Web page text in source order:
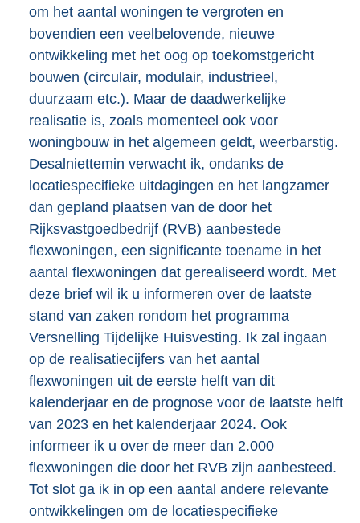
om het aantal woningen te vergroten en
bovendien een veelbelovende, nieuwe
ontwikkeling met het oog op toekomstgericht
bouwen (circulair, modulair, industrieel,
duurzaam etc.). Maar de daadwerkelijke
realisatie is, zoals momenteel ook voor
woningbouw in het algemeen geldt, weerbarstig.
Desalniettemin verwacht ik, ondanks de
locatiespecifieke uitdagingen en het langzamer
dan gepland plaatsen van de door het
Rijksvastgoedbedrijf (RVB) aanbestede
flexwoningen, een significante toename in het
aantal flexwoningen dat gerealiseerd wordt. Met
deze brief wil ik u informeren over de laatste
stand van zaken rondom het programma
Versnelling Tijdelijke Huisvesting. Ik zal ingaan
op de realisatiecijfers van het aantal
flexwoningen uit de eerste helft van dit
kalenderjaar en de prognose voor de laatste helft
van 2023 en het kalenderjaar 2024. Ook
informeer ik u over de meer dan 2.000
flexwoningen die door het RVB zijn aanbesteed.
Tot slot ga ik in op een aantal andere relevante
ontwikkelingen om de locatiespecifieke